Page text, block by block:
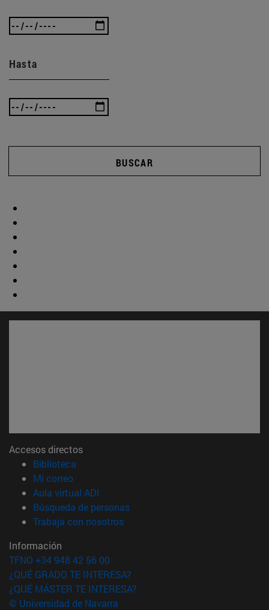
Hasta
BUSCAR
Accesos directos
Biblioteca
Mi correo(abre en nueva ventana)
Aula virtual ADI
Búsqueda de personas(abre en nueva ventana)
Trabaja con nosotros(abre en nueva ventana)
Información
TFNO +34 948 42 56 00
¿QUÉ GRADO TE INTERESA?
¿QUÉ MÁSTER TE INTERESA?
© Universidad de Navarra